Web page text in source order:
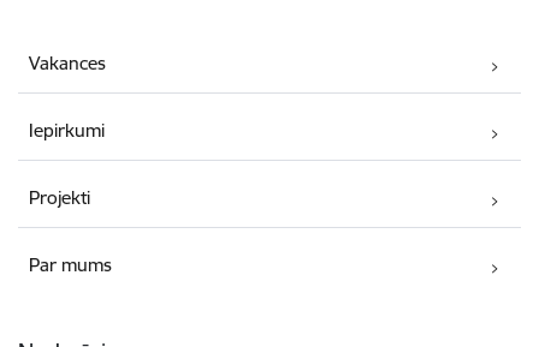
Vakances
Iepirkumi
Projekti
Par mums